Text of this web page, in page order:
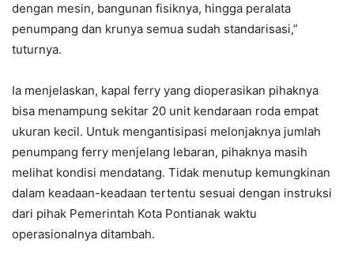
dengan mesin, bangunan fisiknya, hingga peralata
penumpang dan krunya semua sudah standarisasi,”
tuturnya.
Ia menjelaskan, kapal ferry yang dioperasikan pihaknya
bisa menampung sekitar 20 unit kendaraan roda empat
ukuran kecil. Untuk mengantisipasi melonjaknya jumlah
penumpang ferry menjelang lebaran, pihaknya masih
melihat kondisi mendatang. Tidak menutup kemungkinan
dalam keadaan-keadaan tertentu sesuai dengan instruksi
dari pihak Pemerintah Kota Pontianak waktu
operasionalnya ditambah.